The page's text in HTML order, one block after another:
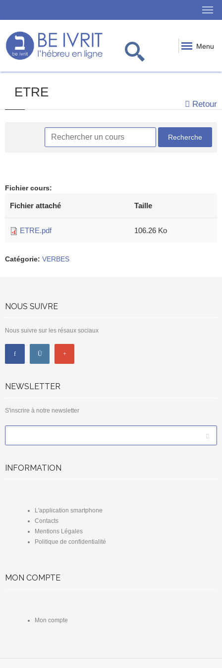
Menu
ETRE
Retour
Fichier cours:
Fichier attaché Taille
ETRE.pdf 106.26 Ko
Catégorie: VERBES
NOUS SUIVRE
Nous suivre sur les résaux sociaux
NEWSLETTER
S'inscrire à notre newsletter
INFORMATION
L'application smartphone
Contacts
Mentions Légales
Politique de confidentialité
MON COMPTE
Mon compte